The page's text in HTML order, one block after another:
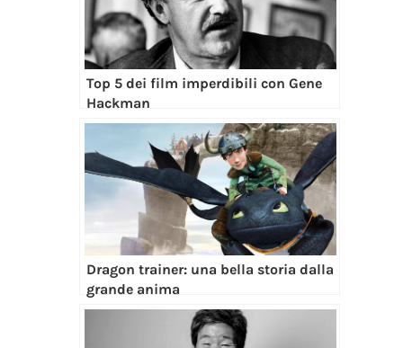
Top 5 dei film imperdibili con Gene
Hackman
Dragon trainer: una bella storia dalla
grande anima